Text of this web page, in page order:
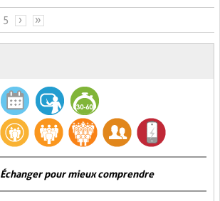
5 › »
Échanger pour mieux comprendre